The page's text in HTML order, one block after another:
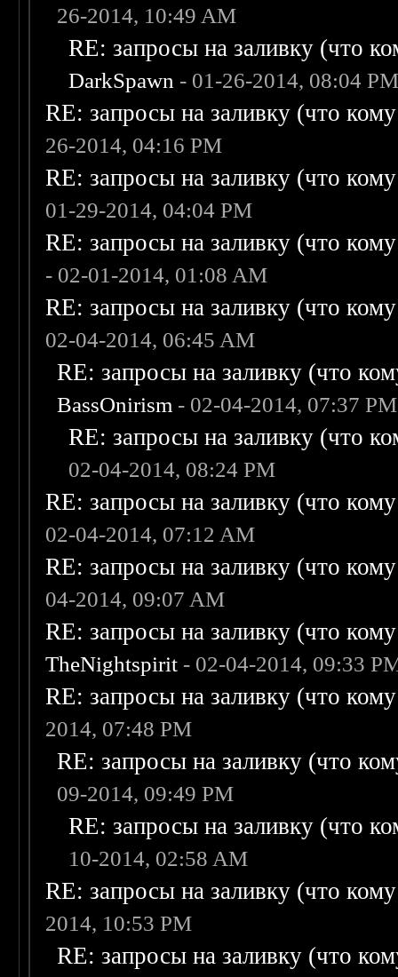
26-2014, 10:49 AM
RE: запросы на заливку (что
DarkSpawn - 01-26-2014, 08:04
RE: запросы на заливку (что
26-2014, 04:16 PM
RE: запросы на заливку (что
01-29-2014, 04:04 PM
RE: запросы на заливку (что
- 02-01-2014, 01:08 AM
RE: запросы на заливку (что
02-04-2014, 06:45 AM
RE: запросы на заливку (что
BassOnirism - 02-04-2014, 07:37 PM
RE: запросы на заливку (что
02-04-2014, 08:24 PM
RE: запросы на заливку (что
02-04-2014, 07:12 AM
RE: запросы на заливку (что
04-2014, 09:07 AM
RE: запросы на заливку (что
TheNightspirit - 02-04-2014, 09:33
RE: запросы на заливку (что
2014, 07:48 PM
RE: запросы на заливку (что
09-2014, 09:49 PM
RE: запросы на заливку (что
10-2014, 02:58 AM
RE: запросы на заливку (что
2014, 10:53 PM
RE: запросы на заливку (что